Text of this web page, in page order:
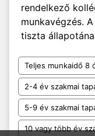
rendelkező
munkavégzés.
tiszta
Teljes munkaidő 8
2-4 év szakmai
5-9 év szakmai
10 vagy több év